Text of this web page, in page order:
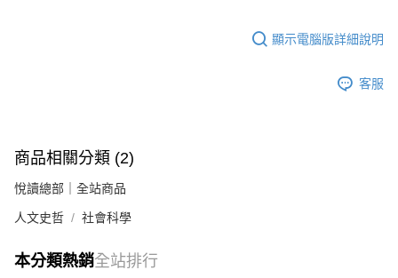
顯示電腦版詳細說明
客服
商品相關分類 (2)
悅讀總部｜全站商品
人文史哲 社會科學
本分類熱銷全站排行